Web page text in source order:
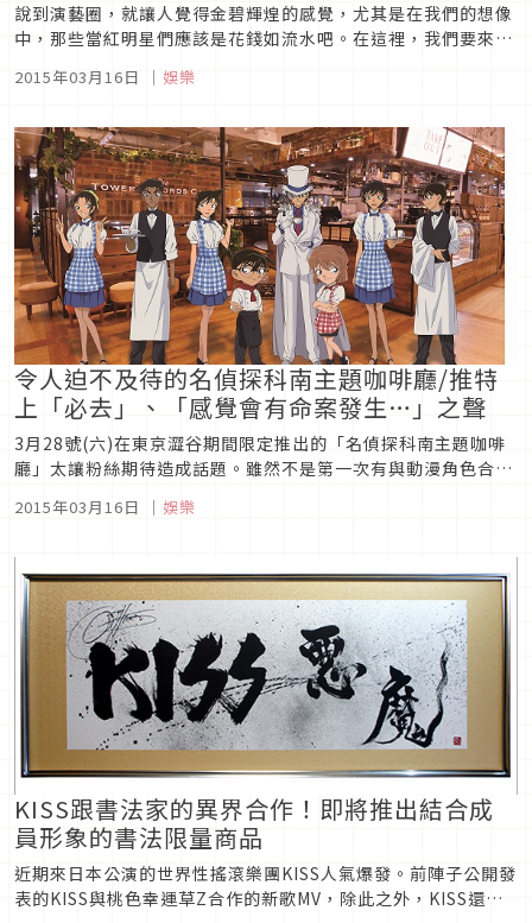
說到演藝圈，就讓人覺得金碧輝煌的感覺，尤其是在我們的想像
中，那些當紅明星們應該是花錢如流水吧。在這裡，我們要來看
幣，就為了試吃日本各地的名產松任谷正隆是製作了許多膾炙人
件。這是當他成為雜誌...
2015年03月16日 ｜ 娛樂
令人迫不及待的名偵探科南主題咖啡廳/推特
上「必去」、「感覺會有命案發生…」之聲
3月28號(六)在東京澀谷期間限定推出的「名偵探科南主題咖啡
廳」太讓粉絲期待造成話題。雖然不是第一次有與動漫角色合作
還是在粉絲之中造成轟動。5月10號(日)之前，都可以在
2015年03月16日 ｜ 娛樂
KISS跟書法家的異界合作！即將推出結合成
員形象的書法限量商品
近期來日本公演的世界性搖滾樂團KISS人氣爆發。前陣子公開發
表的KISS與桃色幸運草Z合作的新歌MV，除此之外，KISS還將